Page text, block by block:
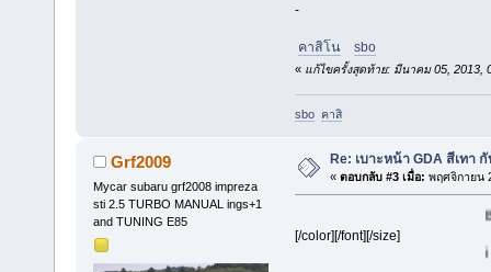
-
คาสิโน sbo
« แก้ไขครั้งสุดท้าย: มีนาคม 05, 2013,
sbo คาสิ
Grf2009
Mycar subaru grf2008 impreza
sti 2.5 TURBO MANUAL ings+1
and TUNING E85
Re: เบาะหน้า GDA สีเทา
« ตอบกลับ #3 เมื่อ: พฤศจิกายน
BAUH
[/color][/font][/size]
i